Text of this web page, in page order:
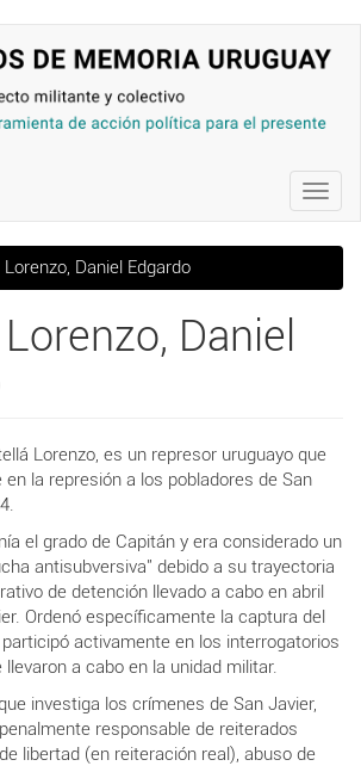
Daniel Edgardo
Daniel
Lorenzo, es un represor uruguayo que
la represión a los pobladores de San
el grado de Capitán y era considerado un
antisubversiva" debido a su trayectoria
de detención llevado a cabo en abril
Ordenó específicamente la captura del
participó activamente en los interrogatorios
a cabo en la unidad militar.
investiga los crímenes de San Javier,
responsable de reiterados
libertad (en reiteración real), abuso de